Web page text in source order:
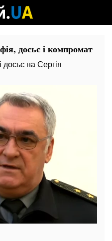
досьє і компромат
досьє на Сергія